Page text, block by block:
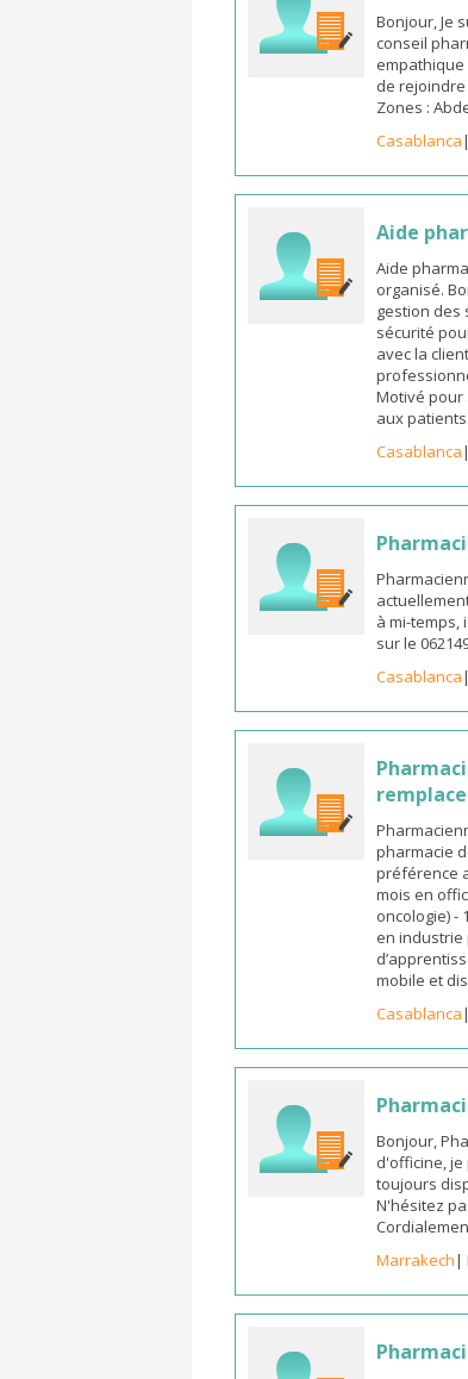
Bonjour, Je
conseil
de
Zones :
Casablanca
Aide
Aide
organisé.
gestion des
sécurité
avec la
Motivé pour
aux
Casablanca
à mi-temps,
sur le
Casablanca
pharmacie
préférence
mois en
oncologie) -
en industrie
mobile et
Casablanca
Bonjour,
d'officine,
toujours
N'hésitez
Marrakech|